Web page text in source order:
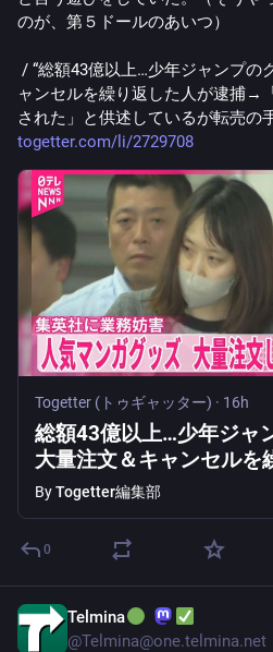
のが、第５ドールのあいつ）
ャンセルを繰り返した人が逮捕→
された」と供述しているが転売の
togetter.com/li/2729708
Togetter (トゥギャッター) · 16h
総額43億以上…少年ジャ
大量注文＆キャンセルを
が逮捕→「注文で欲求が
と供述しているが転売の
いう声も
ByTogetter編集部
0
Telmina
@Telmina@one.telmina.net